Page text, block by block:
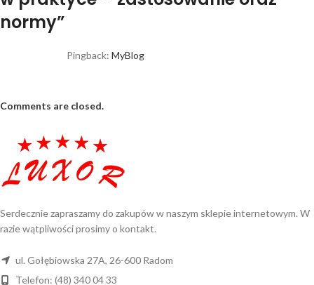
normy”
Pingback: MyBlog
Comments are closed.
Serdecznie zapraszamy do zakupów w naszym sklepie internetowym. W
razie wątpliwości prosimy o kontakt.
ul. Gołębiowska 27A, 26-600 Radom
Telefon: (48) 340 04 33